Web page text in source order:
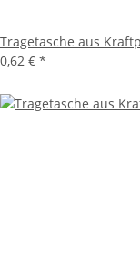
Tragetasche aus
0,62 € *